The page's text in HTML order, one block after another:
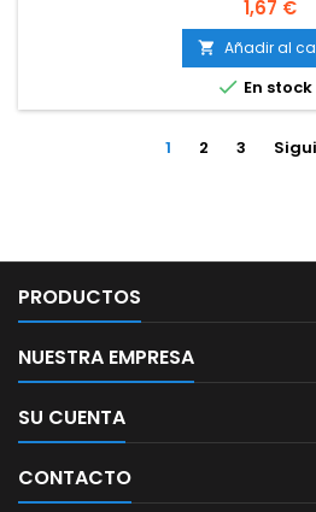
Precio
1,67 €
 Añadir al
 En stock
1 2 3
PRODUCTOS
NUESTRA EMPRESA
SU CUENTA
CONTACTO